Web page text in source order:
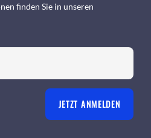
finden Sie in unseren
JETZT ANMELDEN